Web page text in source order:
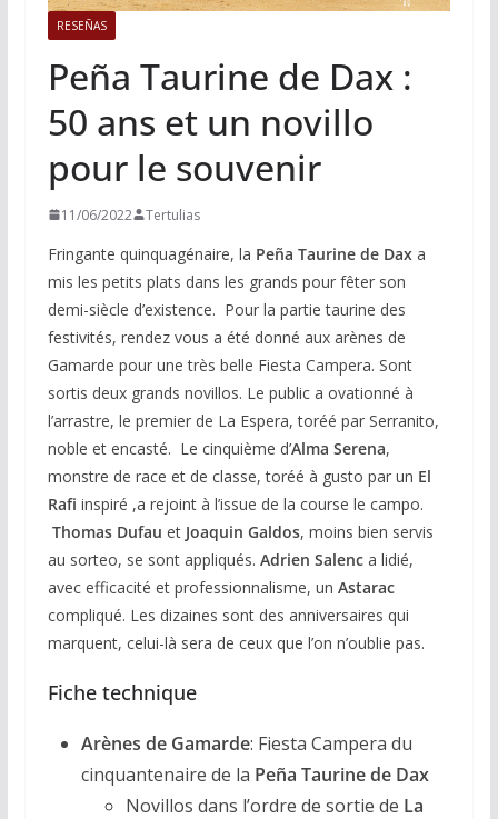
RESEÑAS
Peña Taurine de Dax :
50 ans et un novillo
pour le souvenir
11/06/2022 Tertulias
Fringante quinquagénaire, la Peña Taurine de Daxa
mis les petits plats dans les grands pour fêter son
demi-siècle d’existence. Pour la partie taurine des
festivités, rendez vous a été donné aux arènes de
Gamarde pour une très belle Fiesta Campera. Sont
sortis deux grands novillos. Le public a ovationné à
l’arrastre, le premier de La Espera, toréé par Serranito,
noble et encasté. Le cinquième d’Alma Serena,
monstre de race et de classe, toréé à gusto par un El
Rafi inspiré ,a rejoint à l’issue de la course le campo.
Thomas Dufau et Joaquin Galdos, moins bien servis
au sorteo, se sont appliqués. Adrien Salenca lidié,
avec efficacité et professionnalisme, un Astarac
compliqué. Les dizaines sont des anniversaires qui
marquent, celui-là sera de ceux que l’on n’oublie pas.
Fiche technique
Arènes de Gamarde: Fiesta Campera du
cinquantenaire de la Peña Taurine de Dax
Novillos dans l’ordre de sortie de La